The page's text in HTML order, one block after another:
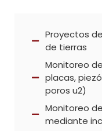
Proyectos
de tierras
Monitoreo
placas,
poros u2)
Monitoreo
mediante